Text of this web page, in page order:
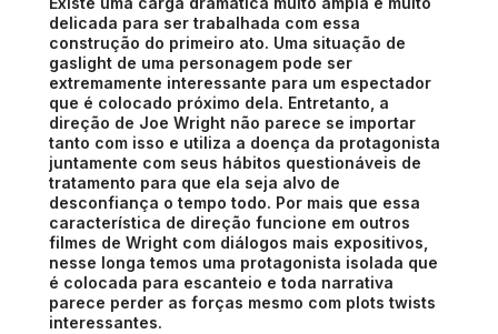
delicada para ser trabalhada com essa
construção do primeiro ato. Uma situação de
gaslight de uma personagem pode ser
extremamente interessante para um espectador
que é colocado próximo dela. Entretanto, a
direção de Joe Wright não parece se importar
tanto com isso e utiliza a doença da protagonista
juntamente com seus hábitos questionáveis de
tratamento para que ela seja alvo de
desconfiança o tempo todo. Por mais que essa
característica de direção funcione em outros
filmes de Wright com diálogos mais expositivos,
nesse longa temos uma protagonista isolada que
é colocada para escanteio e toda narrativa
parece perder as forças mesmo com plots twists
interessantes.